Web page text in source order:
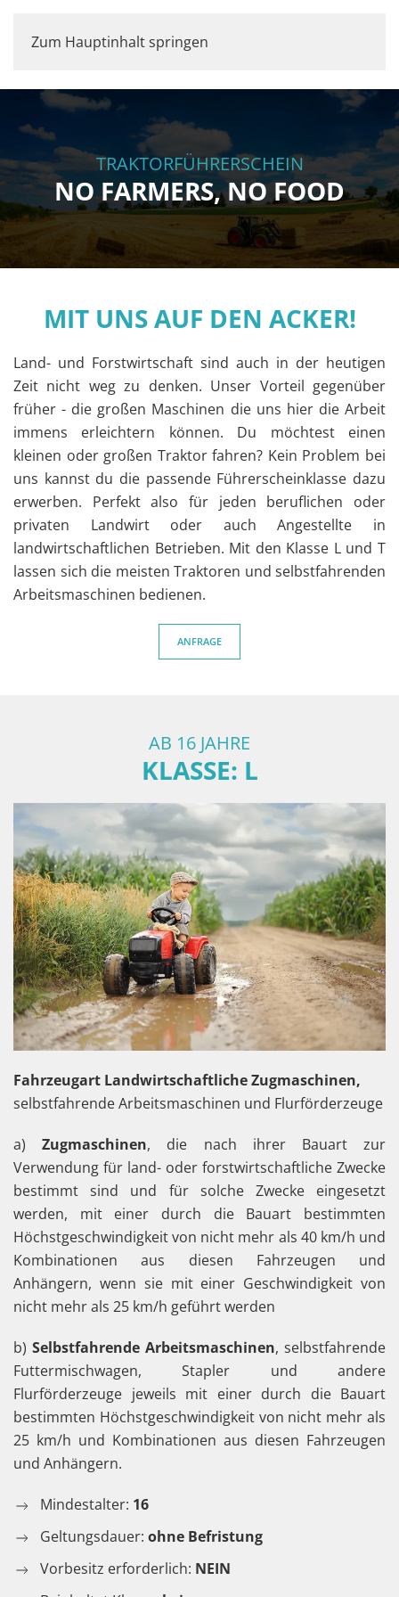
Zum Hauptinhalt springen
TRAKTORFÜHRERSCHEIN
NO FARMERS, NO FOOD
MIT UNS AUF DEN ACKER!
Land- und Forstwirtschaft sind auch in der heutigen
Zeit nicht weg zu denken. Unser Vorteil gegenüber
früher - die großen Maschinen die uns hier die Arbeit
immens erleichtern können. Du möchtest einen
kleinen oder großen Traktor fahren? Kein Problem bei
uns kannst du die passende Führerscheinklasse dazu
erwerben. Perfekt also für jeden beruflichen oder
privaten Landwirt oder auch Angestellte in
landwirtschaftlichen Betrieben. Mit den Klasse L und T
lassen sich die meisten Traktoren und selbstfahrenden
Arbeitsmaschinen bedienen.
ANFRAGE
AB 16 JAHRE
KLASSE: L
Fahrzeugart Landwirtschaftliche Zugmaschinen,
selbstfahrende Arbeitsmaschinen und Flurförderzeuge
a)Zugmaschinen, die nach ihrer Bauart zur
Verwendung für land- oder forstwirtschaftliche Zwecke
bestimmt sind und für solche Zwecke eingesetzt
werden, mit einer durch die Bauart bestimmten
Höchstgeschwindigkeit von nicht mehr als 40 km/h und
Kombinationen aus diesen Fahrzeugen und
Anhängern, wenn sie mit einer Geschwindigkeit von
nicht mehr als 25 km/h geführt werden
b) Selbstfahrende Arbeitsmaschinen, selbstfahrende
Futtermischwagen, Stapler und andere
Flurförderzeuge jeweils mit einer durch die Bauart
bestimmten Höchstgeschwindigkeit von nicht mehr als
25 km/h und Kombinationen aus diesen Fahrzeugen
und Anhängern.
Mindestalter: 16
Geltungsdauer: ohne Befristung
Vorbesitz erforderlich: NEIN